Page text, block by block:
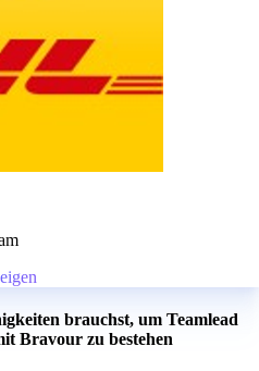
brauchst, um Teamlead
Bravour zu bestehen